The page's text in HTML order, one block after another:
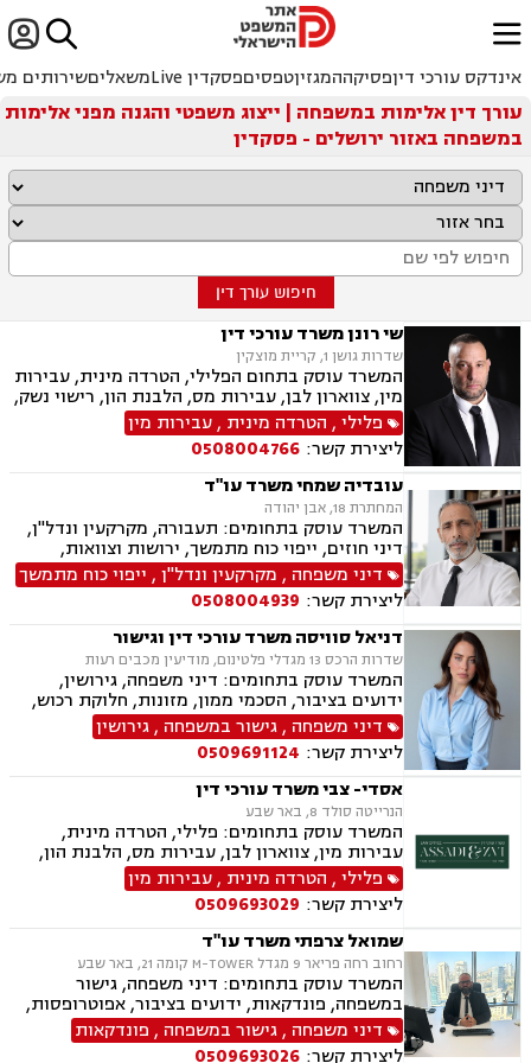

ﱐ
אינדקס עורכי דיןפסיקההמגזיןטפסיםפסקדין Live משאליםשירותים
עורך דין אלימות במשפחה | ייצוג משפטי והגנה מפני אלימות
במשפחה באזור ירושלים - פסקדין
חיפוש עורך דין
שי רונן משרד עורכי דין
שדרות גושן 1, קריית מוצקין
המשרד עוסק בתחום הפלילי, הטרדה מינית, עבירות
מין, צווארון לבן, עבירות מס, הלבנת הון, רישוי נשק,
ייצוג קטינים, אלימות במשפחה, עבירות סמים, ועדת
שחרורים, עבירות סייבר, סירוב ויזה לארה"ב, מחיקת
רישום פלילי הסגרה ופשיעה בינלאומית, נפגעי
עבירה.
פלילי, הטרדה מינית ,עבירות מין
ליצירת קשר: 0508004766
עובדיה שמחי משרד עו"ד
המחתרת 18, אבן יהודה
המשרד עוסק בתחומים: תעבורה, מקרקעין ונדל"ן,
דיני חוזים, ייפוי כוח מתמשך, ירושות וצוואות,
הסכמי ממון, אלימות במשפחה, מחיקת רישום פלילי
דיני משפחה , מקרקעין ונדל"ן, ייפוי כוח מתמשך
ליצירת קשר: 0508004939
דניאל סוויסה משרד עורכי דין וגישור
שדרות הרכס 13 מגדלי פלטינום, מודיעין מכבים רעות
המשרד עוסק בתחומים: דיני משפחה, גירושין,
ידועים בציבור, הסכמי ממון, מזונות, חלוקת רכוש,
מעמד אישי, תיאום הורי, זמני שהות (החזקת ילדים),
אלימות במשפחה, ניכור הורי, אפוטרופסות, ירושות
וצוואות, גישור במשפחה, ליטיגציה, ייפוי כוח
מתמשך.
דיני משפחה ,גישור במשפחה ,גירושין
ליצירת קשר: 0509691124
אסדי- צבי משרד עורכי דין
הנרייטה סולד 8, באר שבע
המשרד עוסק בתחומים: פלילי, הטרדה מינית,
עבירות מין, צווארון לבן, עבירות מס, הלבנת הון,
רישוי נשק, ייצוג קטינים, אלימות במשפחה, עבירות
סמים, ועדת שחרורים, עבירות סייבר, סירוב ויזה
לארה"ב, מחיקת רישום פלילי, הסגרה ופשיעה
בינלאומית, נפגעי עבירה, תעבורה, נהיגה בשכרות,
המכון הרפואי לבטיחות בדרכים, שלילת רישיון
נהיגה, פסילת רישיון מנהלית.
פלילי, הטרדה מינית ,עבירות מין
ליצירת קשר: 0509693029
שמואל צרפתי משרד עו"ד
רחוב רחה פריאר 9 מגדל M-TOWER קומה 21, באר שבע
המשרד עוסק בתחומים: דיני משפחה, גישור
במשפחה, פונדקאות, ידועים בציבור, אפוטרופסות,
הסכמי ממון, אבהות, מזונות, משמורת, גירושין,
הורות חד מינית, נישואים אזרחיים, חוק הנוער,
דיני משפחה ,גישור במשפחה , פונדקאות
ליצירת קשר: 0509693026